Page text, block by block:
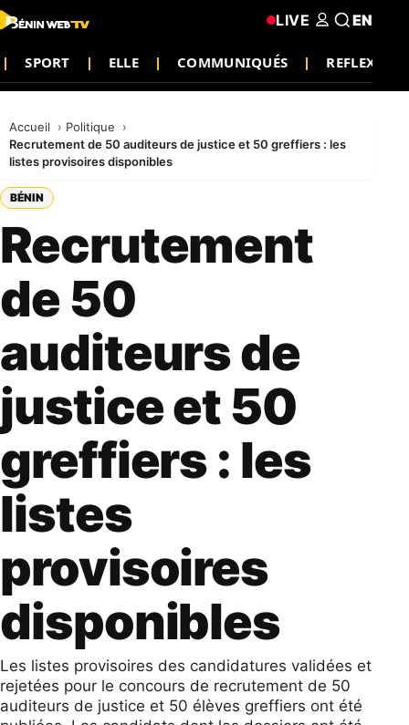
SPORT ELLE COMMUNIQUÉS REFLEXION
LIVE EN
Accueil
Politique
Recrutement de 50 auditeurs de justice et 50 greffiers : les
listes provisoires disponibles
BÉNIN
Recrutement
de 50
auditeurs de
justice et 50
greffiers : les
listes
provisoires
disponibles
Les listes provisoires des candidatures validées et
rejetées pour le concours de recrutement de 50
auditeurs de justice et 50 élèves greffiers ont été